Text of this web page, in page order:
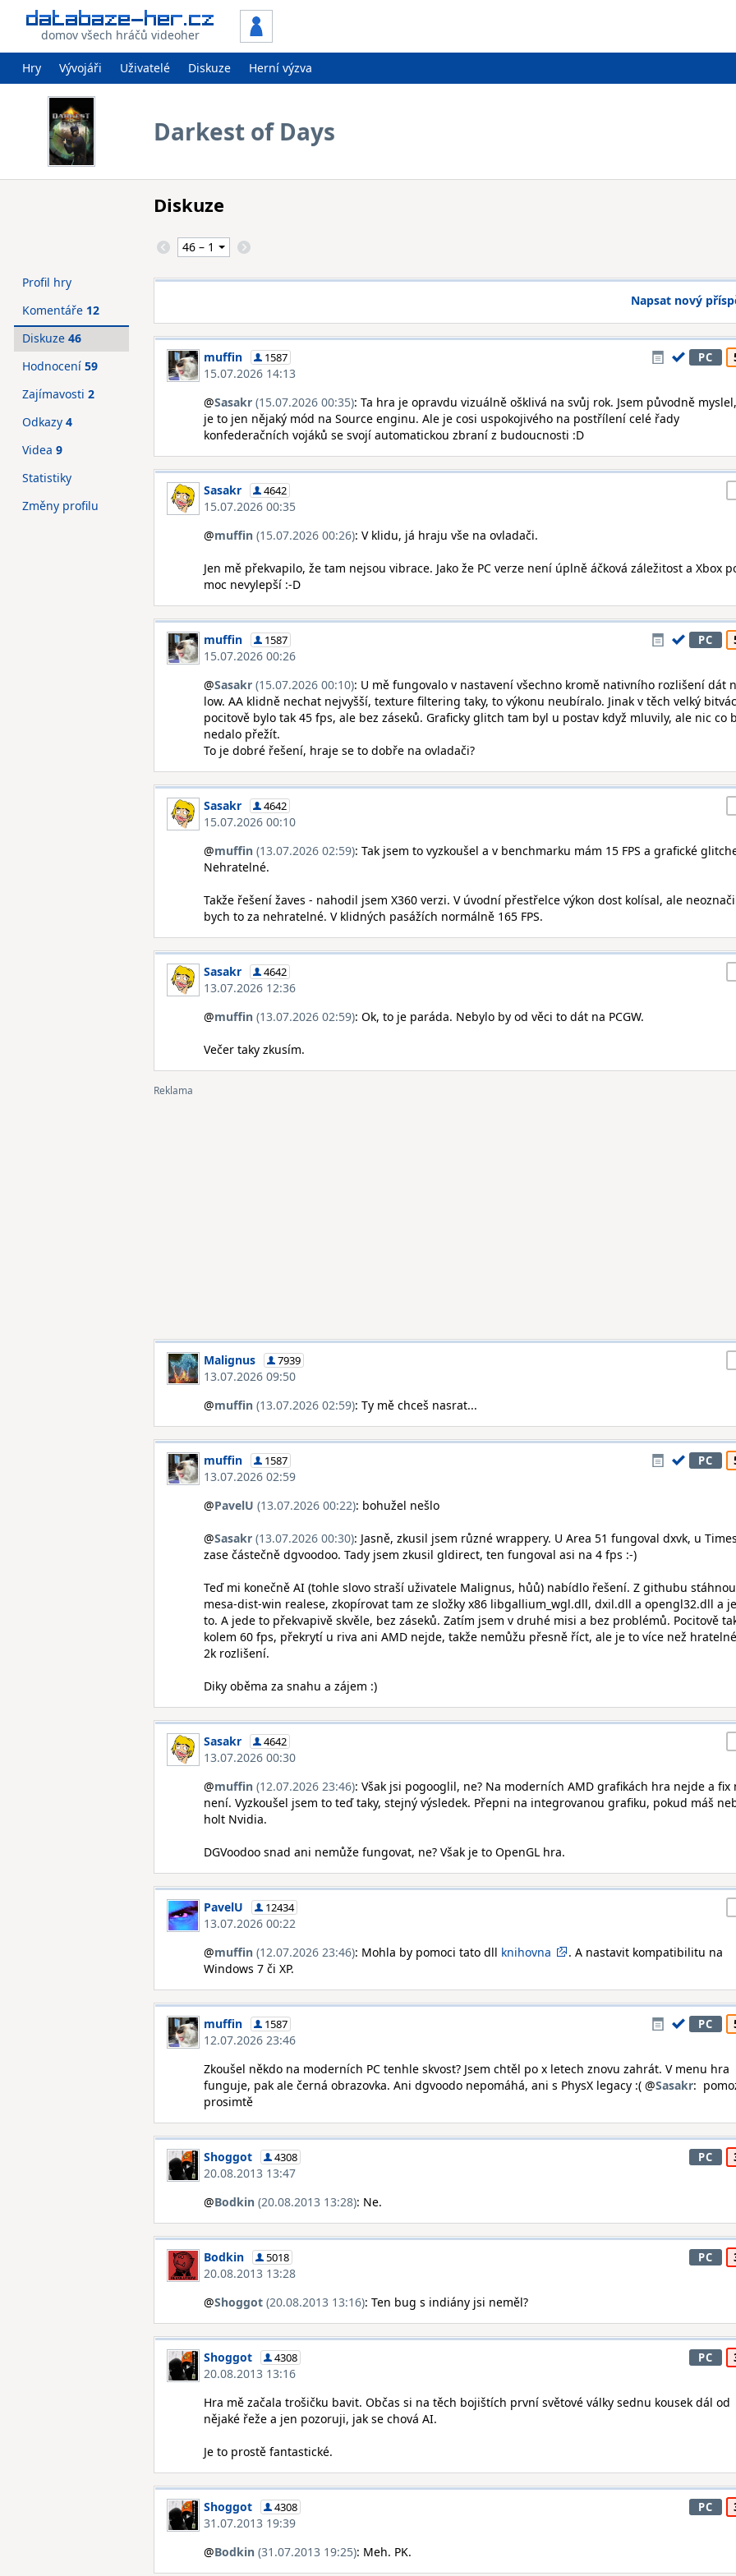
domov všech hráčů videoher
Hry Vývojáři Uživatelé Diskuze Herní výzva
Darkest of Days
Diskuze
Napsat nový
muffin 1587
15.07.2026 14:13
PC
@Sasakr (15.07.2026 00:35): Ta hra je opravdu vizuálně ošklivá na svůj rok. Jsem původně
je to jen nějaký mód na Source enginu. Ale je cosi uspokojivého na postřílení celé řady
konfederačních vojáků se svojí automatickou zbraní z budoucnosti :D
Sasakr 4642
15.07.2026 00:35
@muffin (15.07.2026 00:26): V klidu, já hraju vše na ovladači.
Jen mě překvapilo, že tam nejsou vibrace. Jako že PC verze není úplně áčková záležitost a Xbox
moc nevylepší :-D
muffin 1587
15.07.2026 00:26
PC
@Sasakr (15.07.2026 00:10): U mě fungovalo v nastavení všechno kromě nativního rozlišení dát
low. AA klidně nechat nejvyšší, texture filtering taky, to výkonu neubíralo. Jinak v těch velký
pocitově bylo tak 45 fps, ale bez záseků. Graficky glitch tam byl u postav když mluvily, ale nic co
nedalo přežít.
To je dobré řešení, hraje se to dobře na ovladači?
Sasakr 4642
15.07.2026 00:10
@muffin (13.07.2026 02:59): Tak jsem to vyzkoušel a v benchmarku mám 15 FPS a grafické
Nehratelné.
Takže řešení žaves - nahodil jsem X360 verzi. V úvodní přestřelce výkon dost kolísal, ale
bych to za nehratelné. V klidných pasážích normálně 165 FPS.
Sasakr 4642
13.07.2026 12:36
@muffin (13.07.2026 02:59): Ok, to je paráda. Nebylo by od věci to dát na PCGW.
Večer taky zkusím.
Malignus 7939
13.07.2026 09:50
@muffin (13.07.2026 02:59): Ty mě chceš nasrat...
muffin 1587
13.07.2026 02:59
PC
@PavelU (13.07.2026 00:22): bohužel nešlo
@Sasakr (13.07.2026 00:30): Jasně, zkusil jsem různé wrappery. U Area 51 fungoval dxvk, u
zase částečně dgvoodoo. Tady jsem zkusil gldirect, ten fungoval asi na 4 fps :-)
Teď mi konečně AI (tohle slovo straší uživatele Malignus, hůů) nabídlo řešení. Z githubu
mesa-dist-win realese, zkopírovat tam ze složky x86 libgallium_wgl.dll, dxil.dll a opengl32.dll a
to. A jede to překvapivě skvěle, bez záseků. Zatím jsem v druhé misi a bez problémů. Pocitově
kolem 60 fps, překrytí u riva ani AMD nejde, takže nemůžu přesně říct, ale je to více než
2k rozlišení.
Diky oběma za snahu a zájem :)
Sasakr 4642
13.07.2026 00:30
@muffin (12.07.2026 23:46): Však jsi pogooglil, ne? Na moderních AMD grafikách hra nejde a fix
není. Vyzkoušel jsem to teď taky, stejný výsledek. Přepni na integrovanou grafiku, pokud máš
holt Nvidia.
DGVoodoo snad ani nemůže fungovat, ne? Však je to OpenGL hra.
PavelU 12434
13.07.2026 00:22
@muffin (12.07.2026 23:46): Mohla by pomoci tato dll knihovna
. A nastavit kompatibilitu na
Windows 7 či XP.
muffin 1587
12.07.2026 23:46
PC
Zkoušel někdo na moderních PC tenhle skvost? Jsem chtěl po x letech znovu zahrát. V menu hra
funguje, pak ale černá obrazovka. Ani dgvoodo nepomáhá, ani s PhysX legacy :( @Sasakr:
prosimtě
Shoggot 4308
20.08.2013 13:47
PC
@Bodkin (20.08.2013 13:28): Ne.
Bodkin 5018
20.08.2013 13:28
PC
@Shoggot (20.08.2013 13:16): Ten bug s indiány jsi neměl?
Shoggot 4308
20.08.2013 13:16
PC
Hra mě začala trošičku bavit. Občas si na těch bojištích první světové války sednu kousek dál od
nějaké řeže a jen pozoruji, jak se chová AI.
Je to prostě fantastické.
Shoggot 4308
31.07.2013 19:39
PC
@Bodkin (31.07.2013 19:25): Meh. PK.
Profil hry
Komentáře 12
Diskuze 46
Hodnocení 59
Zajímavosti 2
Odkazy 4
Videa 9
Statistiky
Změny profilu